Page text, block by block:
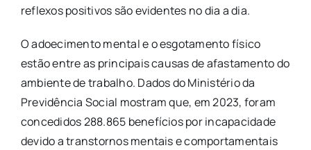
reflexos positivos são evidentes no dia a dia.
O adoecimento mental e o esgotamento físico
estão entre as principais causas de afastamento do
ambiente de trabalho. Dados do Ministério da
Previdência Social mostram que, em 2023, foram
concedidos 288.865 benefícios por incapacidade
devido a transtornos mentais e comportamentais